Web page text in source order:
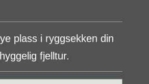
plass i ryggsekken din
fjelltur.